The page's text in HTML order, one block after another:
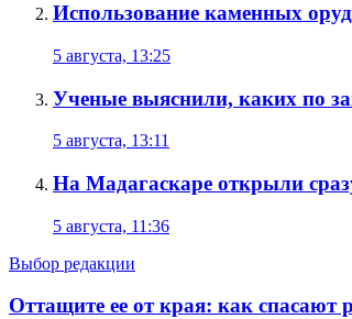
Использование каменных
5 августа, 13:25
Ученые выяснили, каких по
5 августа, 13:11
На Мадагаскаре открыли
5 августа, 11:36
Выбор редакции
Оттащите ее от края: как спасают